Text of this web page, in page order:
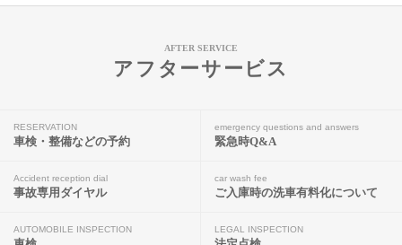
AFTER SERVICE
アフターサービス
RESERVATION
車検・整備などの予約
emergency questions and answers
緊急時Q&A
Accident reception dial
事故専用ダイヤル
car wash fee
ご入庫時の洗車有料化について
AUTOMOBILE INSPECTION LEGAL INSPECTION